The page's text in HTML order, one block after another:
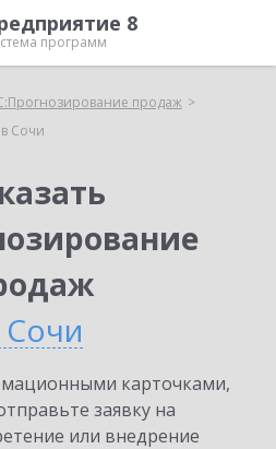
8
программ
продаж
Сочи
Сочи
карточками,
заявку на
или внедрение